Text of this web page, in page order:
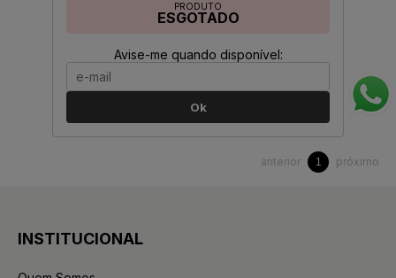
PRODUTO
ESGOTADO
Avise-me quando disponível:
Ok
anterior 1 próximo
INSTITUCIONAL